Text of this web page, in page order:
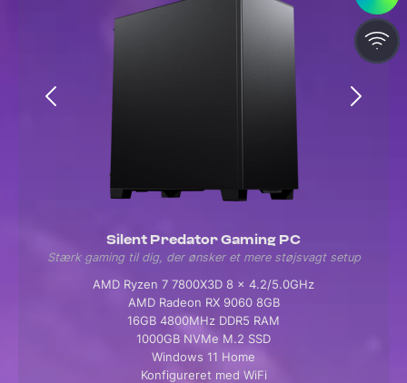
Silent Predator Gaming PC
Stærk gaming til dig, der ønsker et mere støjsvagt setup
AMD Ryzen 7 7800X3D 8 x 4.2/5.0GHz
AMD Radeon RX 9060 8GB
16GB 4800MHz DDR5 RAM
1000GB NVMe M.2 SSD
Windows 11 Home
Konfigureret med WiFi